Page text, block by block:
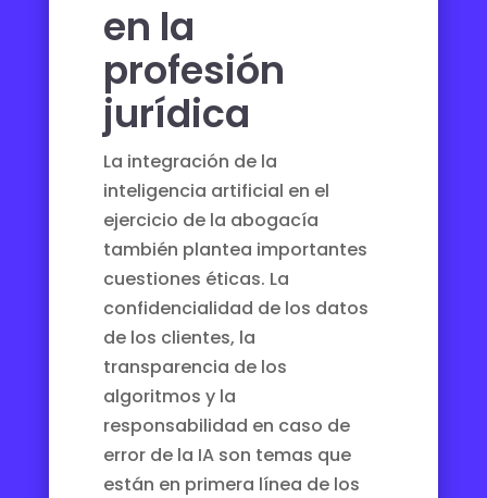
en la
profesión
jurídica
La integración de la
inteligencia artificial en el
ejercicio de la abogacía
también plantea importantes
cuestiones éticas. La
confidencialidad de los datos
de los clientes, la
transparencia de los
algoritmos y la
responsabilidad en caso de
error de la IA son temas que
están en primera línea de los